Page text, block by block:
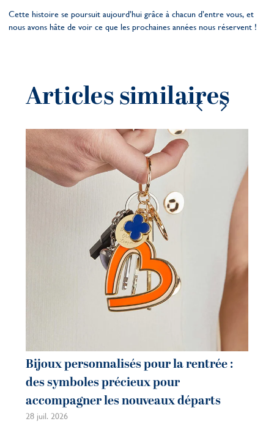
Cette histoire se poursuit aujourd’hui grâce à chacun d’entre vous, et
nous avons hâte de voir ce que les prochaines années nous réservent !
Articles similaires
Bijoux personnalisés pour la rentrée :
des symboles précieux pour
accompagner les nouveaux départs
28 juil. 2026